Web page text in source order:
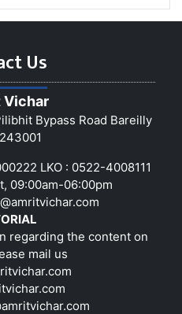
Us
Vichar
Bypass Road Bareilly
LKO : 0522-4008111
09:00am-06:00pm
regarding the content on
mail us